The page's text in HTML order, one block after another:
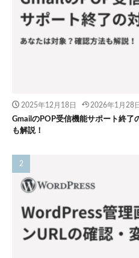
2025年12月18日 2026年1月28日
GmailのPOP受信機能サポート終了
も解説！